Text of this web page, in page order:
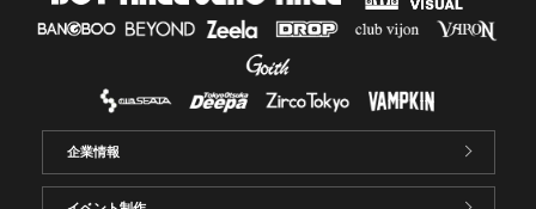
企業情報